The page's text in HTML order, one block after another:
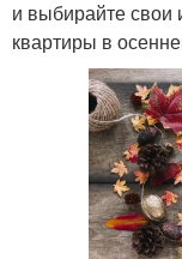
и выбирайте
квартиры в